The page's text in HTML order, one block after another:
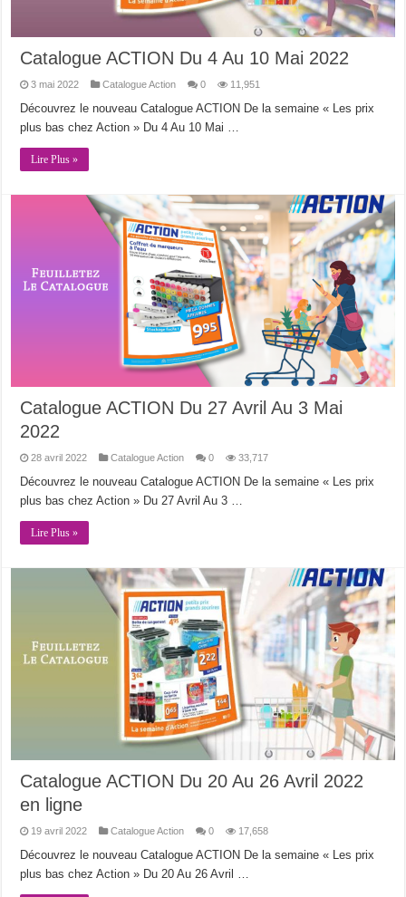
Catalogue ACTION Du 4 Au 10 Mai 2022
3 mai 2022 Catalogue Action 0 11,951
Découvrez le nouveau Catalogue ACTION De la semaine « Les prix
plus bas chez Action » Du 4 Au 10 Mai …
Lire Plus »
Catalogue ACTION Du 27 Avril Au 3 Mai
2022
28 avril 2022 Catalogue Action 0 33,717
Découvrez le nouveau Catalogue ACTION De la semaine « Les prix
plus bas chez Action » Du 27 Avril Au 3 …
Lire Plus »
Catalogue ACTION Du 20 Au 26 Avril 2022
en ligne
19 avril 2022 Catalogue Action 0 17,658
Découvrez le nouveau Catalogue ACTION De la semaine « Les prix
plus bas chez Action » Du 20 Au 26 Avril …